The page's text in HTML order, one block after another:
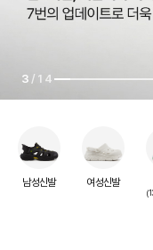
맥스쿠셔닝, 아치핏, 리커버
지금 앱을 설치하고 첫 만남
3 /14
남성신발 여성신발